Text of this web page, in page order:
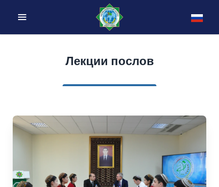
Лекции послов